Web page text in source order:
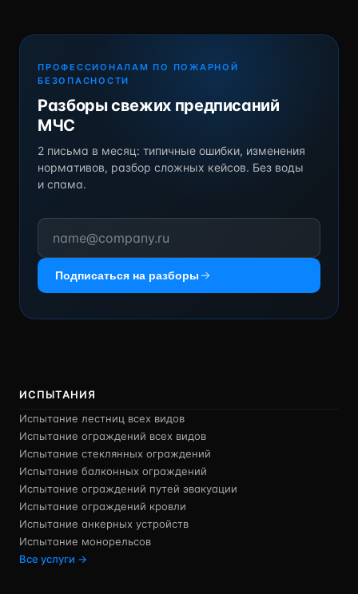
ПРОФЕССИОНАЛАМ ПО ПОЖАРНОЙ
БЕЗОПАСНОСТИ
Разборы свежих предписаний
МЧС
2 письма в месяц: типичные ошибки, изменения
нормативов, разбор сложных кейсов. Без воды
и спама.
Подписаться на разборы
ИСПЫТАНИЯ
Испытание лестниц всех видов
Испытание ограждений всех видов
Испытание стеклянных ограждений
Испытание балконных ограждений
Испытание ограждений путей эвакуации
Испытание ограждений кровли
Испытание анкерных устройств
Испытание монорельсов
Все услуги →